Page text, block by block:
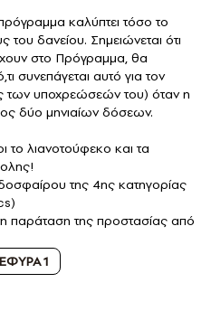
καλύπτει τόσο το
δανείου. Σημειώνεται ότι
στο Πρόγραμμα, θα
συνεπάγεται αυτό για τον
των υποχρεώσεών του) όταν η
δύο μηνιαίων δόσεων.
το λιανοτούφεκο και τα
της 4ης κατηγορίας
παράταση της προστασίας από
1